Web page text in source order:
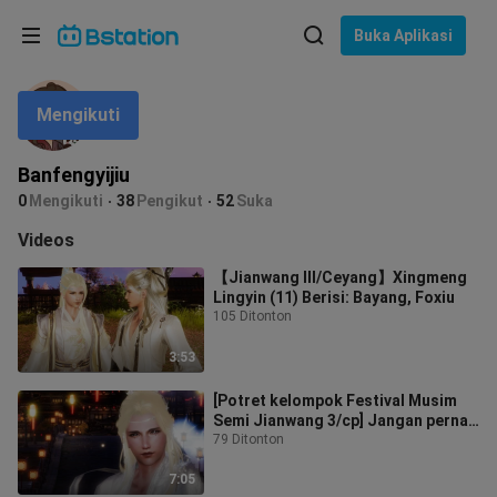
Buka Aplikasi
Banfengyijiu
0 Mengikuti 38 Pengikut 52Suka
Mengikuti
Videos
3:53
【Jianwang III/Ceyang】Xingmeng
Lingyin (11) Berisi: Bayang, Foxiu
105 Ditonton
7:05
[Potret kelompok Festival Musim
Semi Jianwang 3/cp] Jangan pernah
lupa, pasti ada gema (perlindungan
79 Ditonton
Bahasa: Bahasa Indonesia
Pilih bahasa
English
ภาษาไทย
Tiếng Việt
Bahasa Melayu